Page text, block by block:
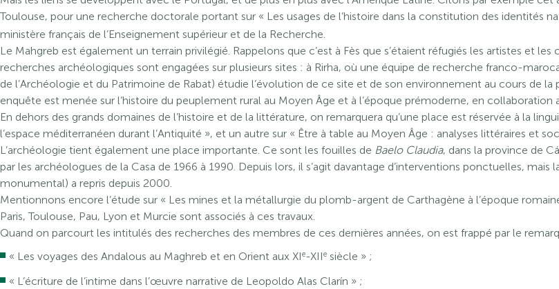
Toulouse, pour une recherche doctorale portant sur « Les usages de l’histoire dans la constitution des identités
ministère français de l’Enseignement supérieur et de la Recherche.
Le Mahgreb est également un terrain privilégié. Rappelons que c’est à Fès que s’étaient réfugiés les artistes et
recherches archéologiques sont engagées sur plusieurs sites : à Rirha, où une équipe de recherche franco-
de l’Archéologie et du Patrimoine de Rabat) étudie l’évolution de ce site et de son environnement au cours de la
enquête est menée sur l’histoire du peuplement rural au Moyen Âge et à l’époque prémoderne, en collaboration
En dehors des grands domaines de l’histoire et de la littérature, on remarquera qu’une place est réservée à la
l’espace méditerranéen durant l’Antiquité », et un autre sur « Être à table au Moyen Âge : analyses littéraires et
L’archéologie tient également une place importante. Ce sont les fouilles de Baelo Claudia, dans la province de
par les archéologues de la Casa de 1966 à 1990. Depuis lors, il s’agit davantage d’interventions ponctuelles,
monumental) a repris depuis 2000.
Mentionnons encore l’étude sur « Les mines et la métallurgie du plomb-argent de Carthagène à l’époque
Paris, Toulouse, Pau, Lyon et Murcie sont associés à ces travaux.
Quand on parcourt les intitulés des recherches des membres de ces dernières années, on est frappé par le
« Les voyages des Andalous au Maghreb et en Orient aux XIe-XIIe siècle » ;
« L’écriture de l’intime dans l’œuvre narrative de Leopoldo Alas Clarín » ;